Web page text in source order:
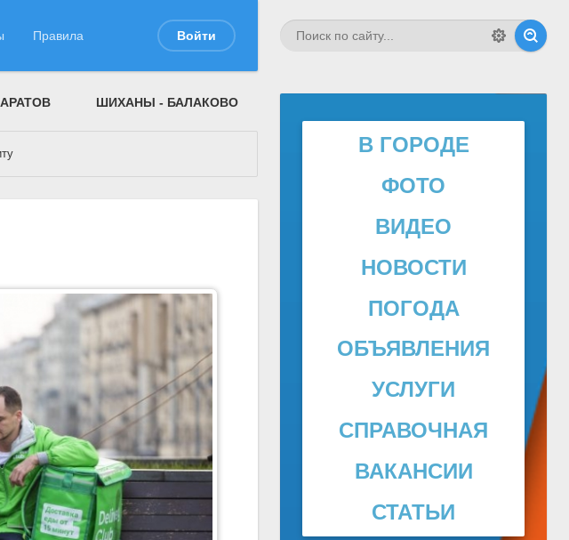
Правила Войти
ШИХАНЫ - БАЛАКОВО
В ГОРОДЕ
ФОТО
ВИДЕО
НОВОСТИ
ПОГОДА
ОБЪЯВЛЕНИЯ
УСЛУГИ
СПРАВОЧНАЯ
ВАКАНСИИ
СТАТЬИ